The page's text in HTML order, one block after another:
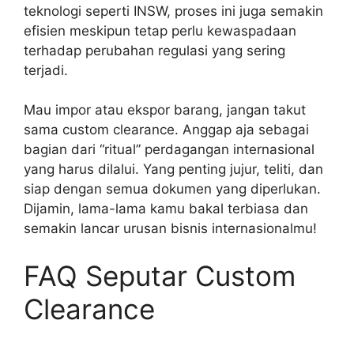
teknologi seperti INSW, proses ini juga semakin
efisien meskipun tetap perlu kewaspadaan
terhadap perubahan regulasi yang sering
terjadi.
Mau impor atau ekspor barang, jangan takut
sama custom clearance. Anggap aja sebagai
bagian dari “ritual” perdagangan internasional
yang harus dilalui. Yang penting jujur, teliti, dan
siap dengan semua dokumen yang diperlukan.
Dijamin, lama-lama kamu bakal terbiasa dan
semakin lancar urusan bisnis internasionalmu!
FAQ Seputar Custom
Clearance